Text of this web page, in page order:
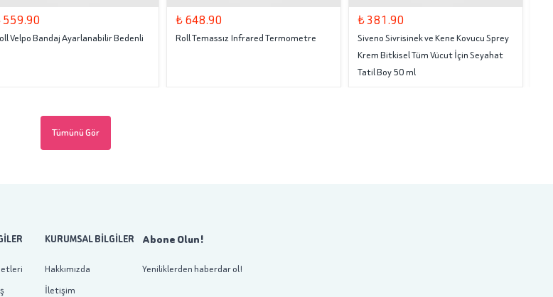
559.90
Velpo Bandaj Ayarlanabilir Bedenli
₺ 648.90
Roll Temassız Infrared Termometre
₺ 381.90
Siveno Sivrisinek ve Kene Kovucu Sprey
Krem Bitkisel Tüm Vücut İçin Seyahat
Tatil Boy 50 ml
Tümünü Gör
KURUMSAL BİLGİLER
Hakkımızda
İletişim
Abone Olun!
Yeniliklerden haberdar ol!